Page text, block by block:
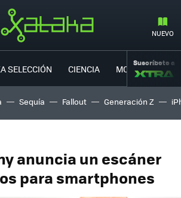
NUEVO
SELECCIÓN CIENCIA MOVILIDAD
Suscríbete a
Sequía Fallout Generación Z
anuncia un escáner
para smartphones